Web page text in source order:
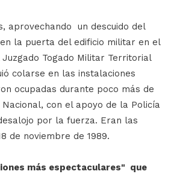
aprovechando un descuido del
la puerta del edificio militar en el
Togado Militar Territorial
colarse en las instalaciones
ocupadas durante poco más de
con el apoyo de la Policía
por la fuerza. Eran las
de noviembre de 1989.
más espectaculares" que